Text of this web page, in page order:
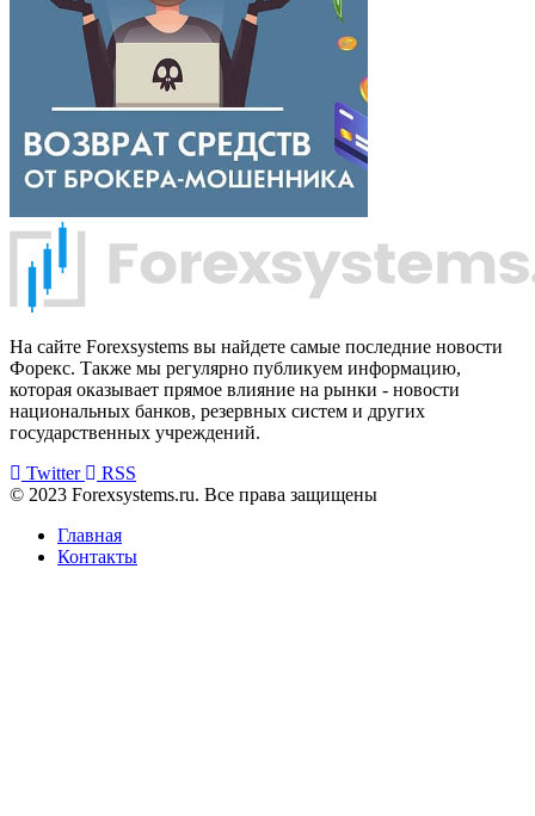
На сайте Forexsystems вы найдете самые последние новости
Форекс. Также мы регулярно публикуем информацию,
которая оказывает прямое влияние на рынки - новости
национальных банков, резервных систем и других
государственных учреждений.
Twitter
RSS
© 2023 Forexsystems.ru. Все права защищены
Главная
Контакты